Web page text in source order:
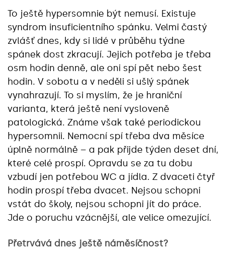
To ještě hypersomnie být nemusí. Existuje
syndrom insuficientního spánku. Velmi častý
zvlášť dnes, kdy si lidé v průběhu týdne
spánek dost zkracují. Jejich potřeba je třeba
osm hodin denně, ale oni spí pět nebo šest
hodin. V sobotu a v neděli si ušlý spánek
vynahrazují. To si myslím, že je hraniční
varianta, která ještě není vysloveně
patologická. Známe však také periodickou
hypersomnii. Nemocní spí třeba dva měsíce
úplně normálně – a pak přijde týden deset dní,
které celé prospí. Opravdu se za tu dobu
vzbudí jen potřebou WC a jídla. Z dvaceti čtyř
hodin prospí třeba dvacet. Nejsou schopni
vstát do školy, nejsou schopni jít do práce.
Jde o poruchu vzácnější, ale velice omezující.
Přetrvává dnes ještě náměsíčnost?